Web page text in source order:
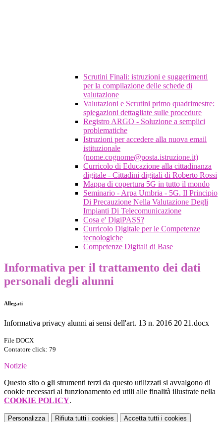
Scrutini Finali: istruzioni e suggerimenti
per la compilazione delle schede di
valutazione
Valutazioni e Scrutini primo quadrimestre:
spiegazioni dettagliate sulle procedure
Registro ARGO - Soluzione a semplici
problematiche
Istruzioni per accedere alla nuova email
istituzionale
(nome.cognome@posta.istruzione.it)
Curricolo di Educazione alla cittadinanza
digitale - Cittadini digitali di Roberto Rossi
Mappa di copertura 5G in tutto il mondo
Seminario - Arpa Umbria - 5G. Il Principio
Di Precauzione Nella Valutazione Degli
Impianti Di Telecomunicazione
Cosa e' DigiPASS?
Curricolo Digitale per le Competenze
tecnologiche
Competenze Digitali di Base
Informativa per il trattamento dei dati
personali degli alunni
Allegati
Informativa privacy alunni ai sensi dell'art. 13 n. 2016 20 21.docx
File DOCX
Contatore click: 79
Notizie
Questo sito o gli strumenti terzi da questo utilizzati si avvalgono di
cookie necessari al funzionamento ed utili alle finalità illustrate nella
COOKIE POLICY.
Personalizza Rifiuta tutti i cookies Accetta tutti i cookies